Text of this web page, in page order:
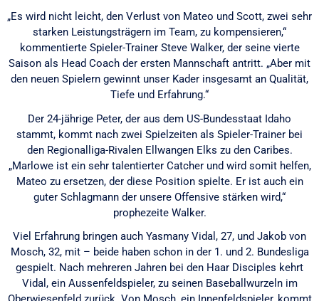
„Es wird nicht leicht, den Verlust von Mateo und Scott, zwei sehr
starken Leistungsträgern im Team, zu kompensieren,“
kommentierte Spieler-Trainer Steve Walker, der seine vierte
Saison als Head Coach der ersten Mannschaft antritt. „Aber mit
den neuen Spielern gewinnt unser Kader insgesamt an Qualität,
Tiefe und Erfahrung.“
Der 24-jährige Peter, der aus dem US-Bundesstaat Idaho
stammt, kommt nach zwei Spielzeiten als Spieler-Trainer bei
den Regionalliga-Rivalen Ellwangen Elks zu den Caribes.
„Marlowe ist ein sehr talentierter Catcher und wird somit helfen,
Mateo zu ersetzen, der diese Position spielte. Er ist auch ein
guter Schlagmann der unsere Offensive stärken wird,“
prophezeite Walker.
Viel Erfahrung bringen auch Yasmany Vidal, 27, und Jakob von
Mosch, 32, mit – beide haben schon in der 1. und 2. Bundesliga
gespielt. Nach mehreren Jahren bei den Haar Disciples kehrt
Vidal, ein Aussenfeldspieler, zu seinen Baseballwurzeln im